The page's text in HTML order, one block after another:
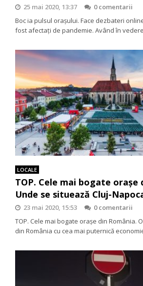
25 mai 2020, 13:37
0 comentarii
Boc ia pulsul orașului. Face dezbateri
fost afectați de pandemie. Având în
LOCALE
TOP. Cele mai bogate orașe
Unde se situează Cluj-
23 mai 2020, 15:53
0 comentarii
TOP. Cele mai bogate orașe din România.
din România cu cea mai puternică